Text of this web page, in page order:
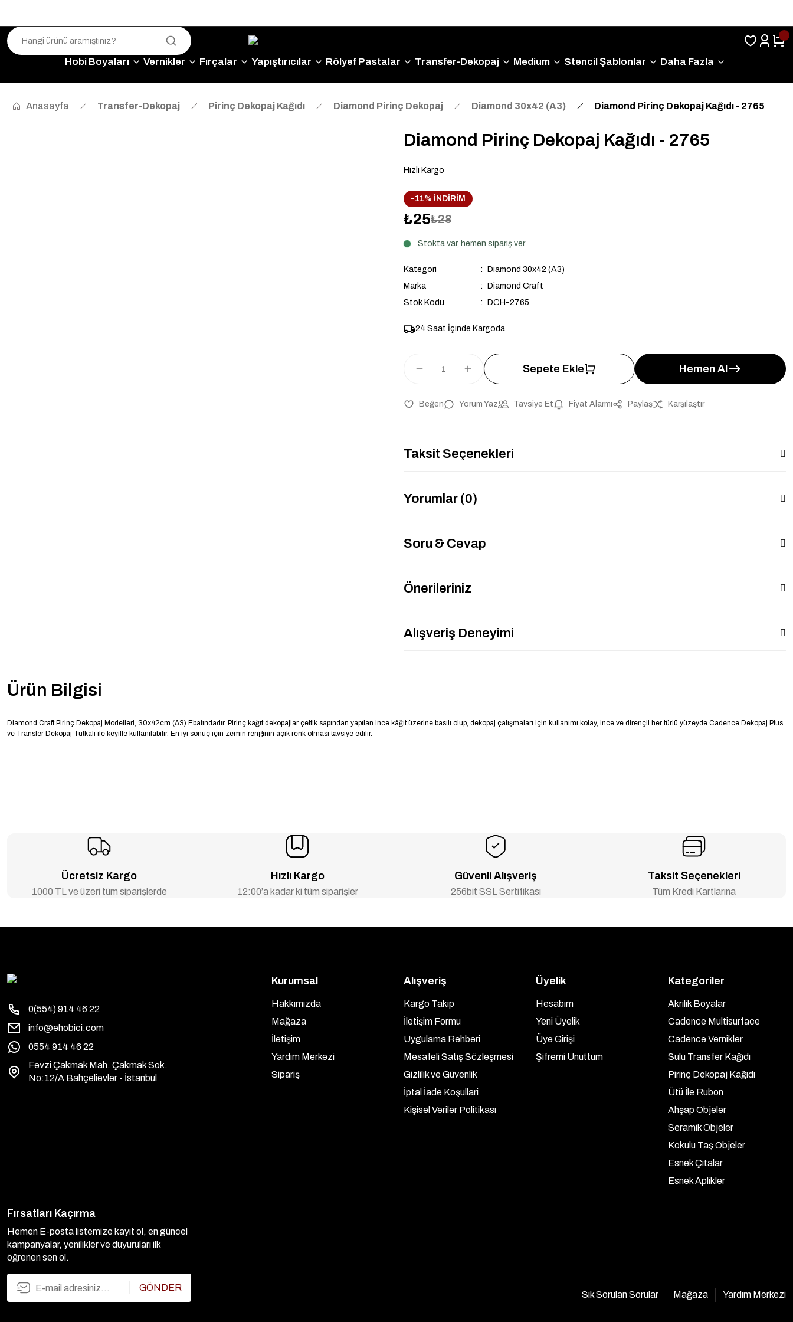
Hobi Boyaları Vernikler Fırçalar Yapıştırıcılar Rölyef Pastalar Transfer-Dekopaj Medium Stencil Şablonlar Daha Fazla
Anasayfa Transfer-Dekopaj Pirinç Dekopaj Kağıdı Diamond Pirinç Dekopaj Diamond 30x42 (A3) Diamond Pirinç Dekopaj Kağıdı - 2765
Diamond Pirinç Dekopaj Kağıdı - 2765
Hızlı Kargo
-11% İNDİRİM
₺25₺28
Stokta var, hemen sipariş ver
Kategori
Diamond 30x42 (A3)
Marka
Diamond Craft
Stok Kodu
DCH-2765
24 Saat İçinde Kargoda
Sepete Ekle Hemen Al
Yorum Yaz Tavsiye Et Fiyat Alarmı Paylaş Karşılaştır
Taksit Seçenekleri
Yorumlar (0)
Soru & Cevap
Önerileriniz
Alışveriş Deneyimi
Ürün Bilgisi
Diamond Craft Pirinç Dekopaj Modelleri, 30x42cm (A3) Ebatındadır. Pirinç kağıt dekopajlar çeltik sapından yapılan ince kâğıt üzerine basılı olup, dekopaj çalışmaları için kullanımı kolay, ince ve dirençli her türlü yüzeyde Cadence Dekopaj Plus
ve Transfer Dekopaj Tutkalı ile keyifle kullanılabilir. En iyi sonuç için zemin renginin açık renk olması tavsiye edilir.
Ücretsiz Kargo
1000 TL ve üzeri tüm siparişlerde
Hızlı Kargo
12:00’a kadar ki tüm siparişler
Güvenli Alışveriş
256bit SSL Sertifikası
Taksit Seçenekleri
Tüm Kredi Kartlarına
0(554) 914 46 22
info@ehobici.com
0554 914 46 22
Fevzi Çakmak Mah. Çakmak Sok.
No:12/A Bahçelievler - İstanbul
Kurumsal
Hakkımızda
Mağaza
İletişim
Yardım Merkezi
Sipariş
Alışveriş
Kargo Takip
İletişim Formu
Uygulama Rehberi
Mesafeli Satış Sözleşmesi
Gizlilik ve Güvenlik
İptal İade Koşullari
Kişisel Veriler Politikası
Üyelik
Hesabım
Yeni Üyelik
Üye Girişi
Şifremi Unuttum
Kategoriler
Akrilik Boyalar
Cadence Multisurface
Cadence Vernikler
Sulu Transfer Kağıdı
Pirinç Dekopaj Kağıdı
Ütü İle Rubon
Ahşap Objeler
Seramik Objeler
Kokulu Taş Objeler
Esnek Çıtalar
Esnek Aplikler
Fırsatları Kaçırma
Hemen E-posta listemize kayıt ol, en güncel
kampanyalar, yenilikler ve duyuruları ilk
öğrenen sen ol.
GÖNDER
Sık Sorulan Sorular Mağaza Yardım Merkezi